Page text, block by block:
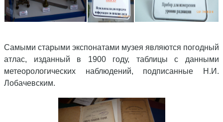
Самыми старыми экспонатами музея являются погодный
атлас, изданный в 1900 году, таблицы с данными
метеорологических наблюдений, подписанные Н.И.
Лобачевским.